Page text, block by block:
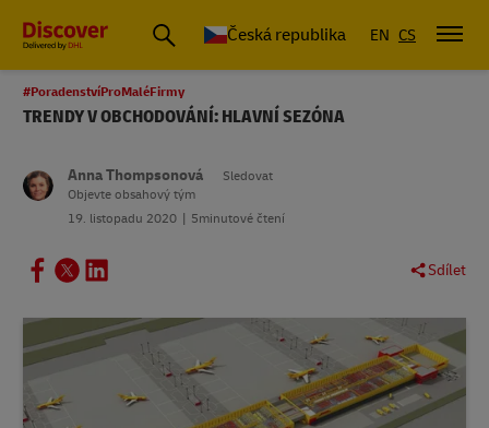
Česká republika EN CS
#PoradenstvíProMaléFirmy
TRENDY V OBCHODOVÁNÍ: HLAVNÍ SEZÓNA
Anna Thompsonová
Sledovat
Objevte obsahový tým
19. listopadu 2020
5minutové čtení
Sdílet